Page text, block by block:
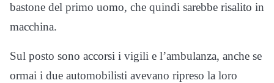
bastone del primo uomo, che quindi sarebbe risalito in
macchina.
Sul posto sono accorsi i vigili e l’ambulanza, anche se
ormai i due automobilisti avevano ripreso la loro